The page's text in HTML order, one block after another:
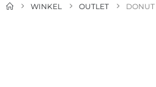
WINKEL OUTLET DONUT